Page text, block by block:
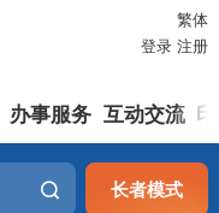
繁体
登录 注册
办事服务 互动交流
长者模式